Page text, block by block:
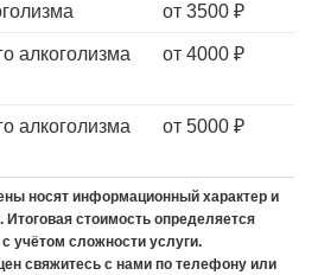
от 3500 ₽
алкоголизма
от 4000 ₽
алкоголизма
от 5000 ₽
носят информационный характер и
стоимость определяется
учётом сложности услуги.
свяжитесь с нами по телефону или